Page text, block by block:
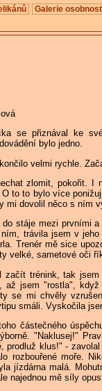
Galerie
se přiznával ke
bylo jedno.
velmi rychle.
zlomit, pokořit. I
to to bylo více
mi dovolil něco s ním
do stáje mezi prvními
ním, trávila jsem v
Trenér mě sice
velké, sametové oči
začít trénink, tak
až jsem "rostla",
se mi chvěly
smáli. Vyskočila
částečného
"Naklusej!"
prodluž klus!" -
rozbouřené moře.
jízdárna malá.
najednou mě síly